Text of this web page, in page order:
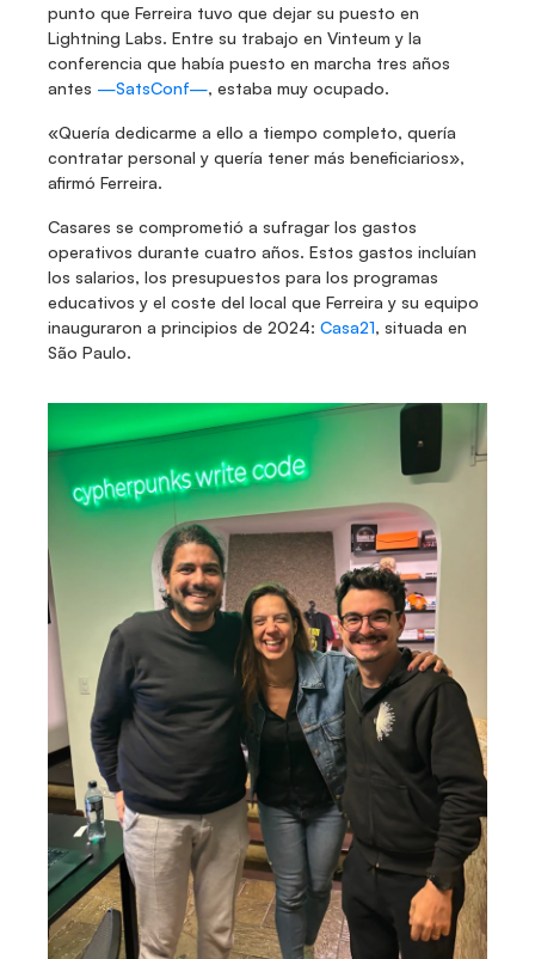
punto que Ferreira tuvo que dejar su puesto en
Lightning Labs. Entre su trabajo en Vinteum y la
conferencia que había puesto en marcha tres años
antes —SatsConf—, estaba muy ocupado.
«Quería dedicarme a ello a tiempo completo, quería
contratar personal y quería tener más beneficiarios»,
afirmó Ferreira.
Casares se comprometió a sufragar los gastos
operativos durante cuatro años. Estos gastos incluían
los salarios, los presupuestos para los programas
educativos y el coste del local que Ferreira y su equipo
inauguraron a principios de 2024: Casa21, situada en
São Paulo.